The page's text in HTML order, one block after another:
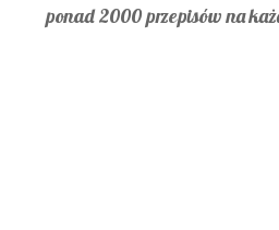
ponad 2000 przepisów na